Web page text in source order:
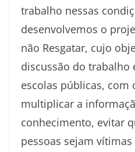
trabalho nessas
desenvolvemos o
não Resgatar, cujo
discussão do trabalho
escolas públicas, com
multiplicar a
conhecimento, evitar
pessoas sejam